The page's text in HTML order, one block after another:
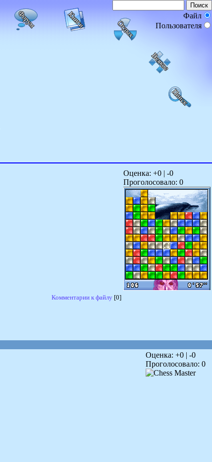
Файл
Пользователя
Комментарии к файлу [0]
Оценка: +0 | -0
Проголосовало: 0
Оценка: +0 | -0
Проголосовало: 0